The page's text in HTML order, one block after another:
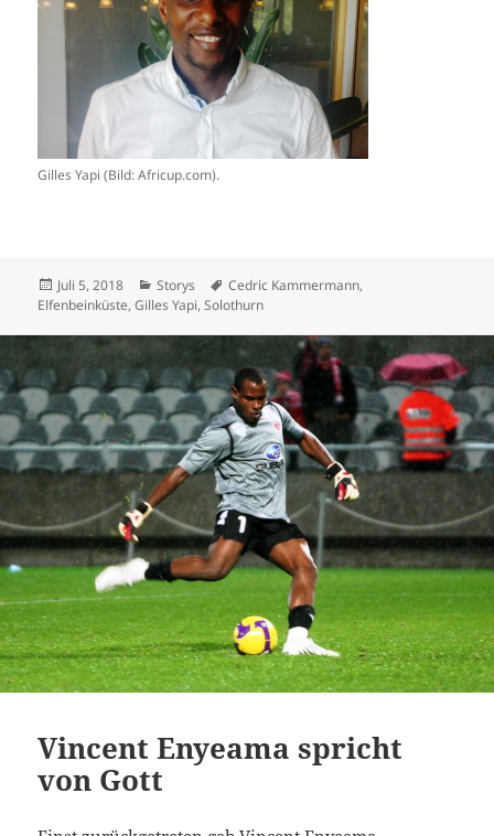
Gilles Yapi (Bild: Africup.com).
Veröffentlicht
am
Juli 5, 2018 Kategorien
Storys Schlagwörter
Cedric Kammermann,
Elfenbeinküste,Gilles Yapi,Solothurn
Vincent Enyeama spricht
von Gott